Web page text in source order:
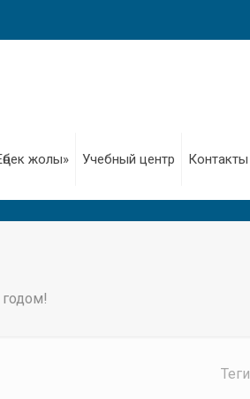
жолы» Учебный центр Контакты
Теги